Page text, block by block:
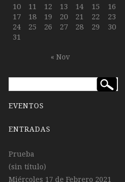
10
11 12 13 14 15
16
17
18 19 20 21 22
23
24
25 26 27 28 29
30
31
« Nov
EVENTOS
ENTRADAS
Prueba
(sin título)
Miércoles 17 de Febrero 2021